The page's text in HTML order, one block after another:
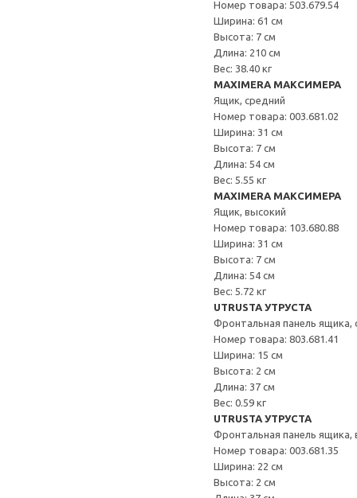
Номер товара: 503.679.54
Ширина: 61 см
Высота: 7 см
Длина: 210 см
Вес: 38.40 кг
MAXIMERA МАКСИМЕРА
Ящик, средний
Номер товара: 003.681.02
Ширина: 31 см
Высота: 7 см
Длина: 54 см
Вес: 5.55 кг
MAXIMERA МАКСИМЕРА
Ящик, высокий
Номер товара: 103.680.88
Ширина: 31 см
Высота: 7 см
Длина: 54 см
Вес: 5.72 кг
UTRUSTA УТРУСТА
Фронтальная панель ящика,
Номер товара: 803.681.41
Ширина: 15 см
Высота: 2 см
Длина: 37 см
Вес: 0.59 кг
UTRUSTA УТРУСТА
Фронтальная панель ящика,
Номер товара: 003.681.35
Ширина: 22 см
Высота: 2 см